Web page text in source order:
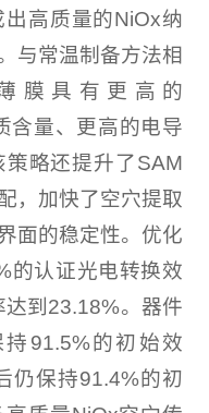
高质量的NiOx纳
与常温制备方法相
膜具有更高的
含量、更高的电导
略还提升了SAM
，加快了空穴提取
面的稳定性。优化
的认证光电转换效
到23.18%。器件
91.5%的初始效
仍保持91.4%的初